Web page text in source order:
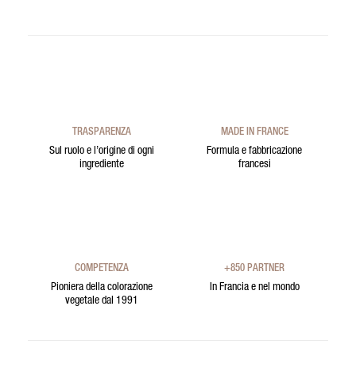
TRASPARENZA
Sul ruolo e l’origine di ogni
ingrediente
MADE IN FRANCE
Formula e fabbricazione
francesi
COMPETENZA
Pioniera della colorazione
vegetale dal 1991
+850 PARTNER
In Francia e nel mondo